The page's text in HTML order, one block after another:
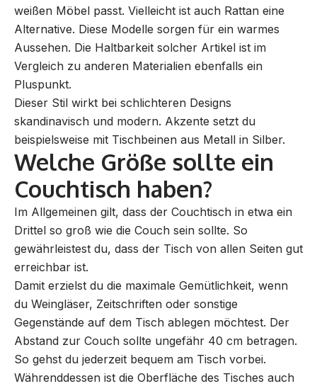
weißen Möbel passt. Vielleicht ist auch Rattan eine
Alternative. Diese Modelle sorgen für ein warmes
Aussehen. Die Haltbarkeit solcher Artikel ist im
Vergleich zu anderen Materialien ebenfalls ein
Pluspunkt.
Dieser Stil wirkt bei schlichteren Designs
skandinavisch und modern. Akzente setzt du
beispielsweise mit Tischbeinen aus Metall in Silber.
Welche Größe sollte ein
Couchtisch haben?
Im Allgemeinen gilt, dass der Couchtisch in etwa ein
Drittel so groß wie die Couch sein sollte. So
gewährleistest du, dass der Tisch von allen Seiten gut
erreichbar ist.
Damit erzielst du die maximale Gemütlichkeit, wenn
du Weingläser, Zeitschriften oder sonstige
Gegenstände auf dem Tisch ablegen möchtest. Der
Abstand zur Couch sollte ungefähr 40 cm betragen.
So gehst du jederzeit bequem am Tisch vorbei.
Währenddessen ist die Oberfläche des Tisches auch